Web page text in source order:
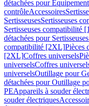
détachées pour
contrôleAccessoires
SertisseusesSertisseuses
Sertisseuses compatibilité
détachées pour
compatibilité [2XL]Pièces
[2XL]Coffres universels
universelsCoffres
universelsOutillage pour
détachées pour Outillage
PEAppareils à souder
souder électriques